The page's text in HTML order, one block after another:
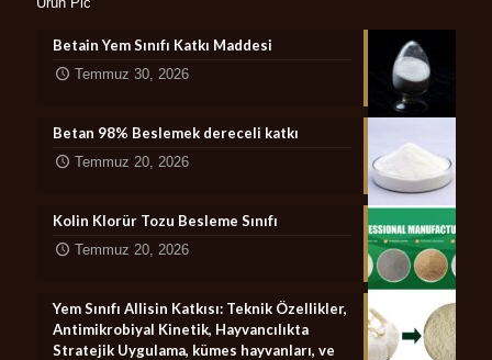
Betain Yem Sınıfı Katkı Maddesi
Temmuz 30, 2026
Betan 98% Beslemek dereceli katkı
Temmuz 20, 2026
Kolin Klorür Tozu Besleme Sınıfı
Temmuz 20, 2026
Yem Sınıfı Allisin Katkısı: Teknik Özellikler,
Antimikrobiyal Kinetik, Hayvancılıkta
Stratejik Uygulama, kümes hayvanları, ve